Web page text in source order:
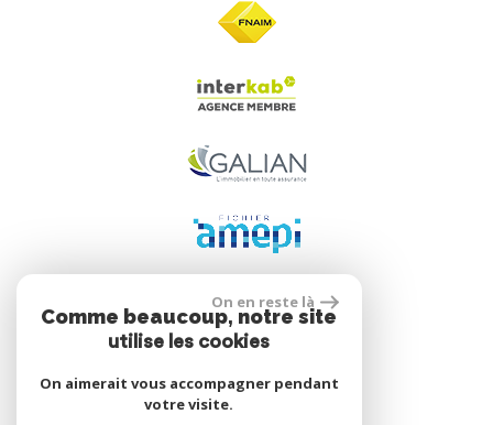
Se connecter
Espace propriétaire
On en reste là
Comme beaucoup, notre site
utilise les cookies
On aimerait vous accompagner pendant
votre visite.